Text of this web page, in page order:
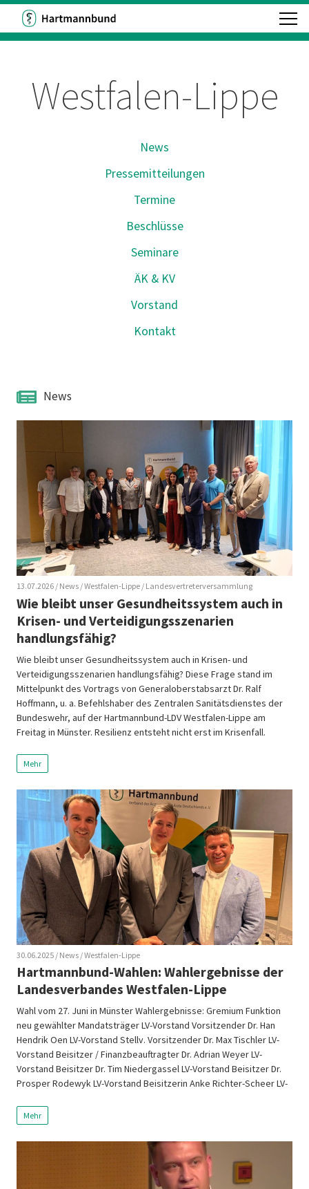
Westfalen-Lippe
News
Pressemitteilungen
Termine
Beschlüsse
Seminare
ÄK & KV
Vorstand
Kontakt
News
13.07.2026 / News / Westfalen-Lippe / Landesvertreterversammlung
Wie bleibt unser Gesundheitssystem auch in
Krisen- und Verteidigungsszenarien
handlungsfähig?
Wie bleibt unser Gesundheitssystem auch in Krisen- und
Verteidigungsszenarien handlungsfähig? Diese Frage stand im
Mittelpunkt des Vortrags von Generaloberstabsarzt Dr. Ralf
Hoffmann, u. a. Befehlshaber des Zentralen Sanitätsdienstes der
Bundeswehr, auf der Hartmannbund-LDV Westfalen-Lippe am
Freitag in Münster. Resilienz entsteht nicht erst im Krisenfall.
Versorgungsstrukturen, ausreichend Personal und eine enge […]
Mehr
30.06.2025 / News / Westfalen-Lippe
Hartmannbund-Wahlen: Wahlergebnisse der
Landesverbandes Westfalen-Lippe
Wahl vom 27. Juni in Münster Wahlergebnisse: Gremium Funktion
neu gewählter Mandatsträger LV-Vorstand Vorsitzender Dr. Han
Hendrik Oen LV-Vorstand Stellv. Vorsitzender Dr. Max Tischler LV-
Vorstand Beisitzer / Finanzbeauftragter Dr. Adrian Weyer LV-
Vorstand Beisitzer Dr. Tim Niedergassel LV-Vorstand Beisitzer Dr.
Prosper Rodewyk LV-Vorstand Beisitzerin Anke Richter-Scheer LV-
Beisitzer Dr. […]
Mehr